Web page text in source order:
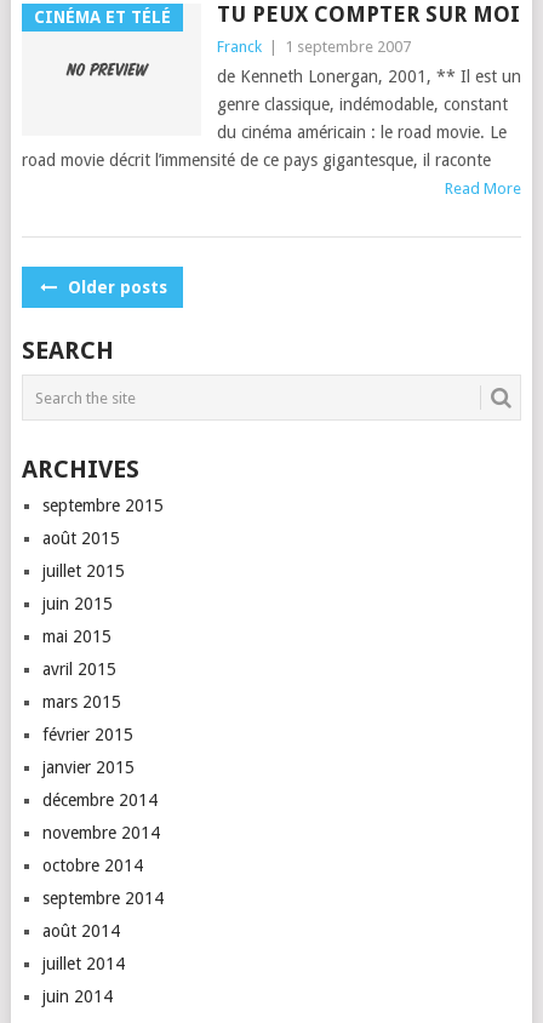
CINÉMA ET TÉLÉ TU PEUX COMPTER SUR MOI
Franck 1 septembre 2007
de Ken­neth Lon­er­gan, 2001, ** Il est un
genre clas­sique, indé­mod­able, con­stant
du ciné­ma améri­cain : le road movie. Le
road movie décrit l’im­men­sité de ce pays gigan­tesque, il racon­te
Read More
POSTS
Older posts
SEARCH
ARCHIVES
septembre 2015
août 2015
juillet 2015
juin 2015
mai 2015
avril 2015
mars 2015
février 2015
janvier 2015
décembre 2014
novembre 2014
octobre 2014
septembre 2014
août 2014
juillet 2014
juin 2014